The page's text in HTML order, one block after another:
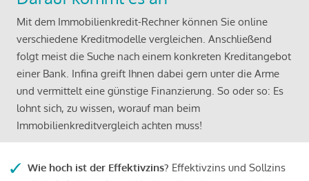
Mit dem Immobilienkredit-Rechner können Sie online
verschiedene Kreditmodelle vergleichen. Anschließend
folgt meist die Suche nach einem konkreten Kreditangebot
einer Bank. Infina greift Ihnen dabei gern unter die Arme
und vermittelt eine günstige Finanzierung. So oder so: Es
lohnt sich, zu wissen, worauf man beim
Immobilienkreditvergleich achten muss!
Wie hoch ist der Effektivzins? Effektivzins und Sollzins